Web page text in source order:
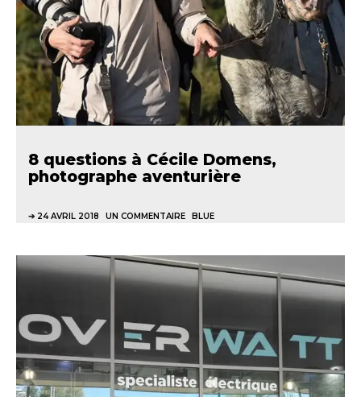
8 questions à Cécile Domens,
photographe aventurière
24 AVRIL 2018 UN COMMENTAIRE BLUE